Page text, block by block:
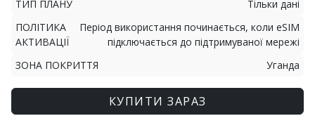
ТИП ПЛАНУ
Тільки дані
ПОЛІТИКА
АКТИВАЦІЇ
Період використання починається, коли eSIM
підключається до підтримуваної мережі
ЗОНА ПОКРИТТЯ
Уганда
КУПИТИ ЗАРАЗ